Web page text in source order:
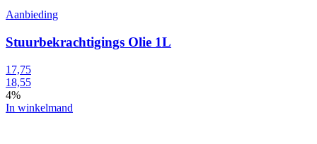
Aanbieding
Stuurbekrachtigings Olie 1L
17,75
18,55
4%
In winkelmand